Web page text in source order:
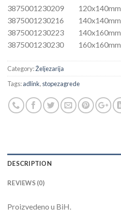
3875001230209 120x140mm
3875001230216 140x140mm
3875001230223 140x160mm
3875001230230 160x160mm
Category:Željezarija
Tags:adlink, stopezagrede
DESCRIPTION
REVIEWS (0)
Proizvedeno u BiH.